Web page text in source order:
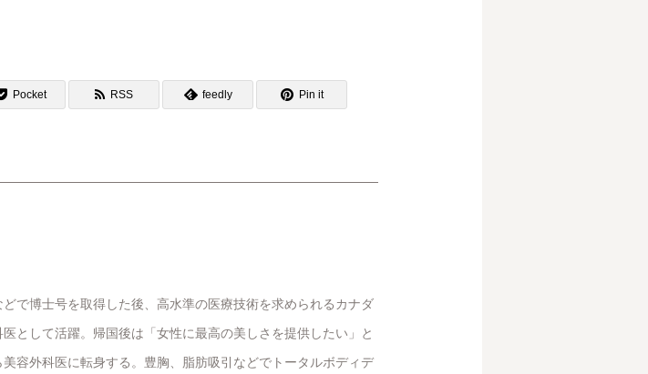
Pocket RSS feedly Pin it
どで博士号を取得した後、高水準の医療技術を求められるカナダ
医として活躍。帰国後は「女性に最高の美しさを提供したい」と
美容外科医に転身する。豊胸、脂肪吸引などでトータルボディデ